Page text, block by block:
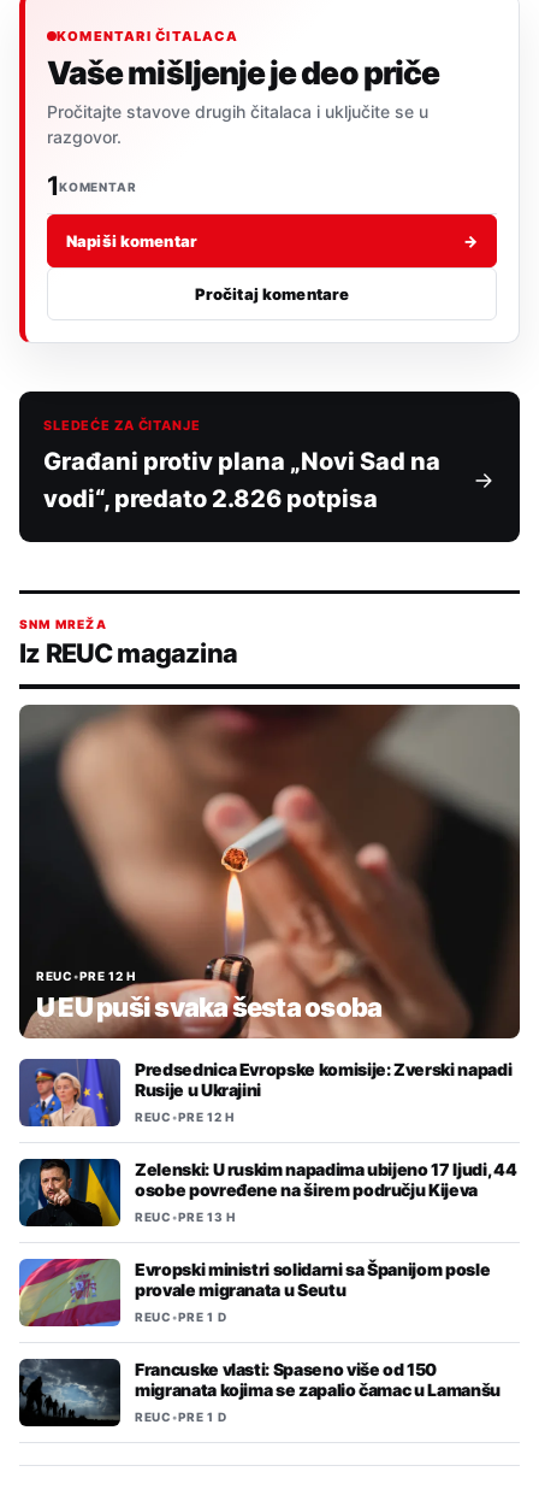
KOMENTARI ČITALACA
Vaše mišljenje je deo priče
Pročitajte stavove drugih čitalaca i uključite se u
razgovor.
1KOMENTAR
Napiši komentar →
Pročitaj komentare
SLEDEĆE ZA ČITANJE
Građani protiv plana „Novi Sad na
vodi“, predato 2.826 potpisa
SNM MREŽA
Iz REUC magazina
REUC•PRE 12 H
U EU puši svaka šesta osoba
Predsednica Evropske komisije: Zverski napadi
Rusije u Ukrajini
REUC•PRE 12 H
Zelenski: U ruskim napadima ubijeno 17 ljudi, 44
osobe povređene na širem području Kijeva
REUC•PRE 13 H
Evropski ministri solidarni sa Španijom posle
provale migranata u Seutu
REUC•PRE 1 D
Francuske vlasti: Spaseno više od 150
migranata kojima se zapalio čamac u Lamanšu
REUC•PRE 1 D